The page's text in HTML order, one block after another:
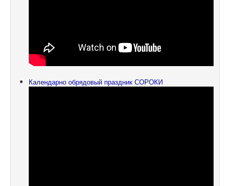
Календарно обрядовый праздник СОРОКИ